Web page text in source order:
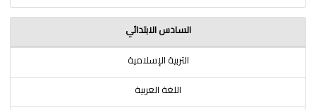
السادس الابتدائي
التربية الإسلامية
اللغة العربية